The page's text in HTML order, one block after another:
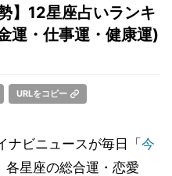
】12星座占いランキ
運・仕事運・健康運)
URLをコピー
ビニュースが毎日「 今
各星座の総合運・恋愛